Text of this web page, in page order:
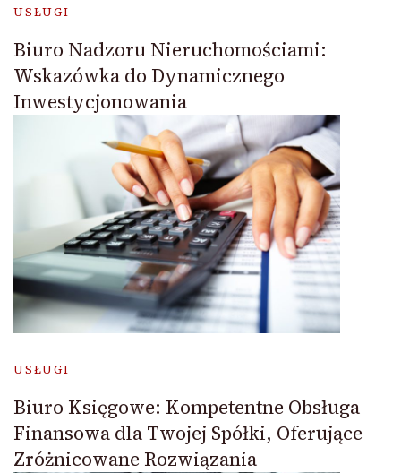
USŁUGI
Biuro Nadzoru Nieruchomościami:
Wskazówka do Dynamicznego
Inwestycjonowania
USŁUGI
Biuro Księgowe: Kompetentne Obsługa
Finansowa dla Twojej Spółki, Oferujące
Zróżnicowane Rozwiązania